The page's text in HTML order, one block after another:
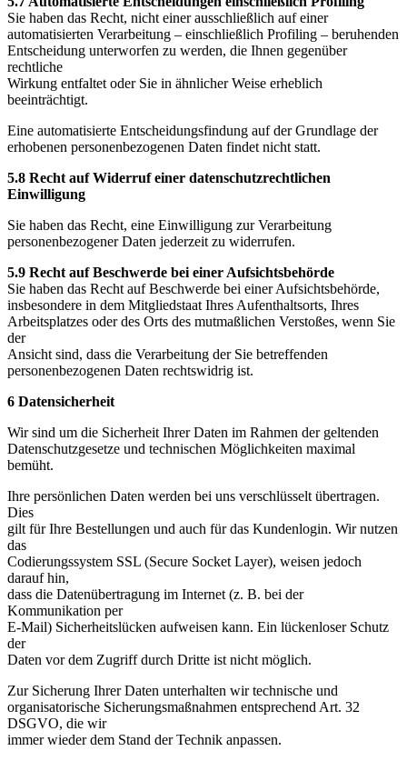
Sie haben das Recht, nicht einer ausschließlich auf einer
automatisierten Verarbeitung – einschließlich Profiling – beruhenden
Entscheidung unterworfen zu werden, die Ihnen gegenüber
rechtliche
Wirkung entfaltet oder Sie in ähnlicher Weise erheblich
beeinträchtigt.
Eine automatisierte Entscheidungsfindung auf der Grundlage der
erhobenen personenbezogenen Daten findet nicht statt.
5.8 Recht auf Widerruf einer datenschutzrechtlichen
Einwilligung
Sie haben das Recht, eine Einwilligung zur Verarbeitung
personenbezogener Daten jederzeit zu widerrufen.
5.9 Recht auf Beschwerde bei einer Aufsichtsbehörde
Sie haben das Recht auf Beschwerde bei einer Aufsichtsbehörde,
insbesondere in dem Mitgliedstaat Ihres Aufenthaltsorts, Ihres
Arbeitsplatzes oder des Orts des mutmaßlichen Verstoßes, wenn Sie
der
Ansicht sind, dass die Verarbeitung der Sie betreffenden
personenbezogenen Daten rechtswidrig ist.
6 Datensicherheit
Wir sind um die Sicherheit Ihrer Daten im Rahmen der geltenden
Datenschutzgesetze und technischen Möglichkeiten maximal
bemüht.
Ihre persönlichen Daten werden bei uns verschlüsselt übertragen.
Dies
gilt für Ihre Bestellungen und auch für das Kundenlogin. Wir nutzen
das
Codierungssystem SSL (Secure Socket Layer), weisen jedoch
darauf hin,
dass die Datenübertragung im Internet (z. B. bei der
Kommunikation per
E-Mail) Sicherheitslücken aufweisen kann. Ein lückenloser Schutz
der
Daten vor dem Zugriff durch Dritte ist nicht möglich.
Zur Sicherung Ihrer Daten unterhalten wir technische und
organisatorische Sicherungsmaßnahmen entsprechend Art. 32
DSGVO, die wir
immer wieder dem Stand der Technik anpassen.